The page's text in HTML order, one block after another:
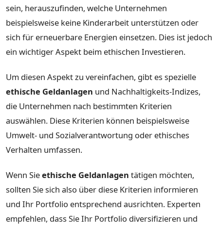
sein, herauszufinden, welche Unternehmen
beispielsweise keine Kinderarbeit unterstützen oder
sich für erneuerbare Energien einsetzen. Dies ist jedoch
ein wichtiger Aspekt beim ethischen Investieren.
Um diesen Aspekt zu vereinfachen, gibt es spezielle
ethische Geldanlagen und Nachhaltigkeits-Indizes,
die Unternehmen nach bestimmten Kriterien
auswählen. Diese Kriterien können beispielsweise
Umwelt- und Sozialverantwortung oder ethisches
Verhalten umfassen.
Wenn Sieethische Geldanlagen tätigen möchten,
sollten Sie sich also über diese Kriterien informieren
und Ihr Portfolio entsprechend ausrichten. Experten
empfehlen, dass Sie Ihr Portfolio diversifizieren und